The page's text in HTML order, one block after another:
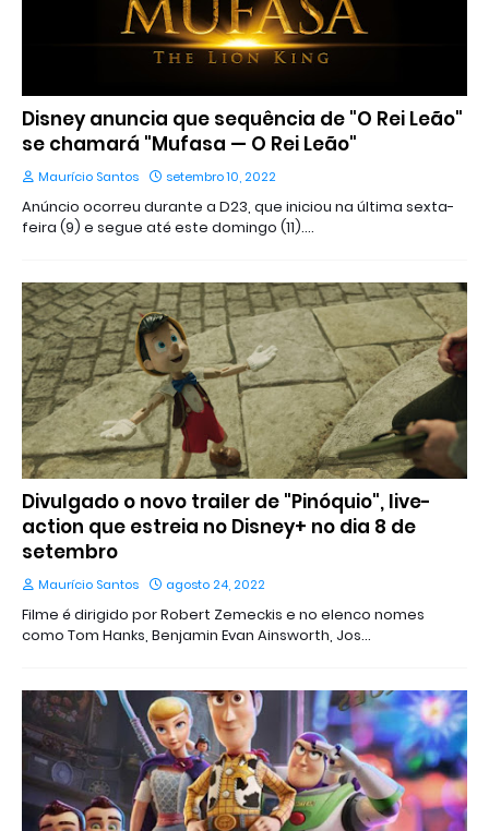
Disney anuncia que sequência de "O Rei Leão"
se chamará "Mufasa — O Rei Leão"
Maurício Santos setembro 10, 2022
Anúncio ocorreu durante a D23, que iniciou na última sexta-
feira (9) e segue até este domingo (11).…
Divulgado o novo trailer de "Pinóquio", live-
action que estreia no Disney+ no dia 8 de
setembro
Maurício Santos agosto 24, 2022
Filme é dirigido por Robert Zemeckis e no elenco nomes
como Tom Hanks, Benjamin Evan Ainsworth, Jos…